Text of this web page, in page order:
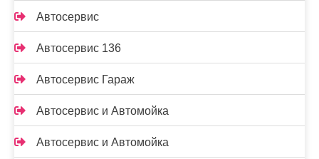
Автосервис
Автосервис 136
Автосервис Гараж
Автосервис и Автомойка
Автосервис и Автомойка